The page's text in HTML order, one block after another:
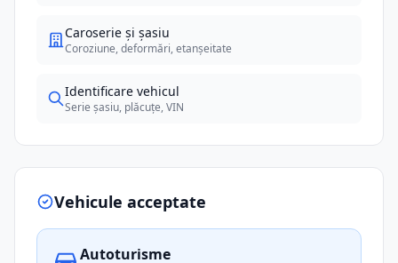
Caroserie și șasiu
Coroziune, deformări, etanșeitate
Identificare vehicul
Serie șasiu, plăcuțe, VIN
Vehicule acceptate
Autoturisme